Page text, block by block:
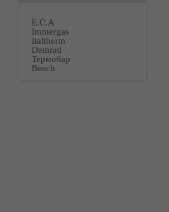
E.C.A
Immergas
Italtherm
Demrad
Термобар
Bosch